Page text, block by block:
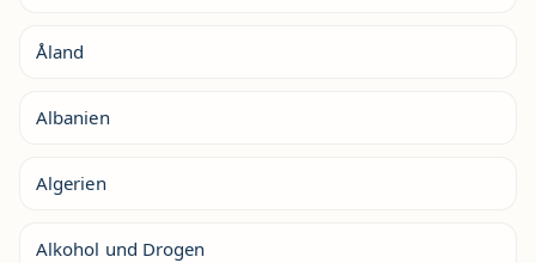
Åland
Albanien
Algerien
Alkohol und Drogen